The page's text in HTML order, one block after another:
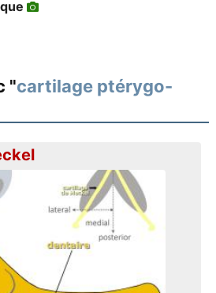
"cartilage ptérygo-